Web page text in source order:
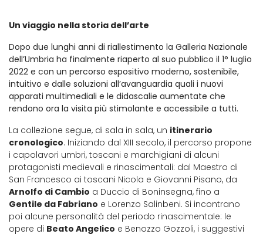
Un viaggio nella storia dell’arte
Dopo due lunghi anni di riallestimento la Galleria Nazionale
dell’Umbria ha finalmente riaperto al suo pubblico il 1° luglio
2022 e con un percorso espositivo moderno, sostenibile,
intuitivo e dalle soluzioni all’avanguardia quali i nuovi
apparati multimediali e le didascalie aumentate che
rendono ora la visita più stimolante e accessibile a tutti.
La collezione segue, di sala in sala, un itinerario
cronologico. Iniziando dal XIII secolo, il percorso propone
i capolavori umbri, toscani e marchigiani di alcuni
protagonisti medievali e rinascimentali: dal Maestro di
San Francesco ai toscani Nicola e Giovanni Pisano, da
Arnolfo di Cambio a Duccio di Boninsegna, fino a
Gentile da Fabriano e Lorenzo Salinbeni. Si incontrano
poi alcune personalità del periodo rinascimentale: le
opere di Beato Angelico e Benozzo Gozzoli, i suggestivi